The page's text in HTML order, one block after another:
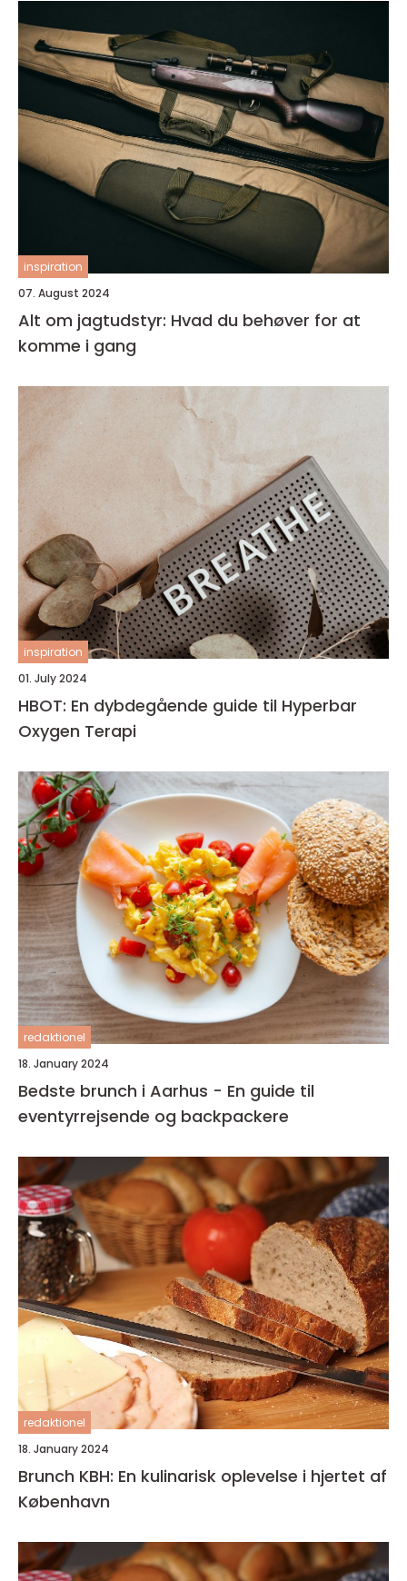
inspiration
07. August 2024
Alt om jagtudstyr: Hvad du behøver for at
komme i gang
inspiration
01. July 2024
HBOT: En dybdegående guide til Hyperbar
Oxygen Terapi
redaktionel
18. January 2024
Bedste brunch i Aarhus - En guide til
eventyrrejsende og backpackere
redaktionel
18. January 2024
Brunch KBH: En kulinarisk oplevelse i hjertet af
København